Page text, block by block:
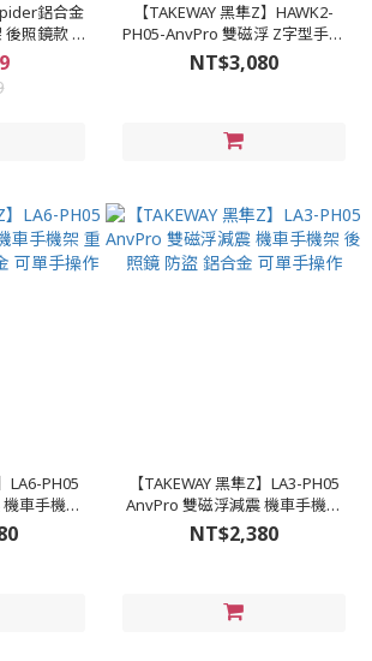
鋁合金
照鏡款 手
【TAKEWAY 黑隼Z】HAWK2-
PH05-AnvPro 雙磁浮 Z字型手機
座 鋁合金 可單手操作
NT$3,080
LA6-PH05
車手機架
可單手操
【TAKEWAY 黑隼Z】LA3-PH05
AnvPro 雙磁浮減震 機車手機架
後照鏡 防盜 鋁合金 可單手操作
NT$2,380